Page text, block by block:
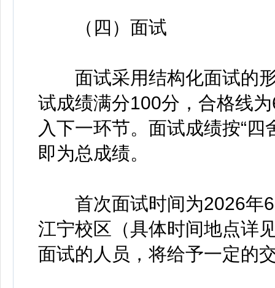
（四）面试
面试采用结构化面试的形
试成绩满分100分，合格线
入下一环节。面试成绩按“
即为总成绩。
首次面试时间为2026年6
江宁校区（具体时间地点详
面试的人员，将给予一定的